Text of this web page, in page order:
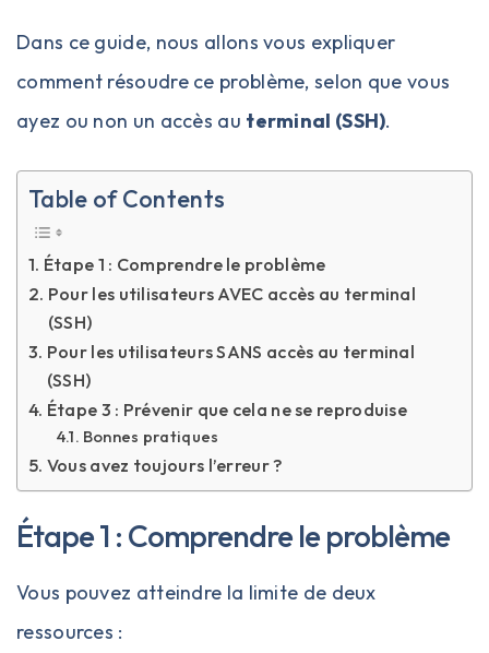
Dans ce guide, nous allons vous expliquer
comment résoudre ce problème, selon que vous
ayez ou non un accès au terminal (SSH).
Table of Contents
Étape 1 : Comprendre le problème
Pour les utilisateurs AVEC accès au terminal
(SSH)
Pour les utilisateurs SANS accès au terminal
(SSH)
Étape 3 : Prévenir que cela ne se reproduise
Bonnes pratiques
Vous avez toujours l’erreur ?
Étape 1 : Comprendre le problème
Vous pouvez atteindre la limite de deux
ressources :